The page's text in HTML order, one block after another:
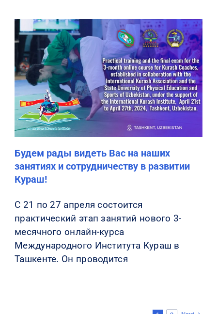
Будем рады видеть Вас на наших
занятиях и сотрудничеству в развитии
Кураш!
С 21 по 27 апреля состоится
практический этап занятий нового 3-
месячного онлайн-курса
Международного Института Кураш в
Ташкенте. Он проводится